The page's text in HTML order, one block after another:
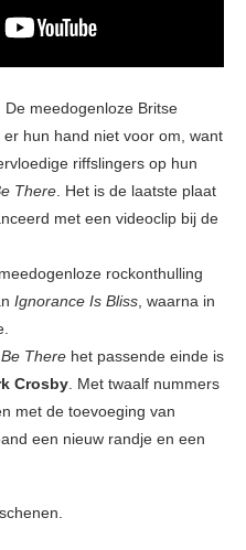
meedogenloze Britse
er hun hand niet voor om, want
riffslingers op hun
There . Het is de laatste plaat
met een videoclip bij de
rockonthulling
Ignorance Is Bliss , waarna in
There het passende einde is
Crosby . Met twaalf nummers
met de toevoeging van
een nieuw randje en een